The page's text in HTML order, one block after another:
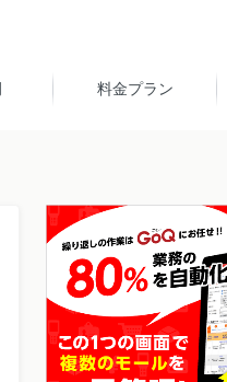
料金プラン